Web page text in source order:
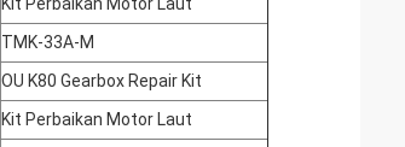
TMK-33A-M
OU K80 Gearbox Repair Kit
Kit Perbaikan Motor Laut